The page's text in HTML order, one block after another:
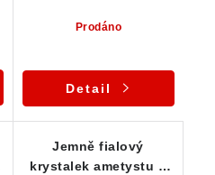
Prodáno
Detail
Jemně fialový
krystalek ametystu v